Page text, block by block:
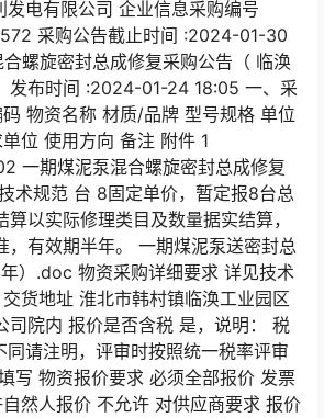
电有限公司 企业信息采购编号
采购公告截止时间 :2024-01-30
螺旋密封总成修复采购公告（ 临涣
发布时间 :2024-01-24 18:05 一、采
物资名称 材质/品牌 型号规格 单位
位 使用方向 备注 附件 1
一期煤泥泵混合螺旋密封总成修复
术规范 台 8固定单价，暂定报8台总
以实际修理类目及数量据实结算，
，有效期半年。 一期煤泥泵送密封总
）.doc 物资采购详细要求 详见技术
货地址 淮北市韩村镇临涣工业园区
司院内 报价是否含税 是，说明： 税
同请注明，评审时按照统一税率评审
写 物资报价要求 必须全部报价 发票
然人报价 不允许 对供应商要求 报价